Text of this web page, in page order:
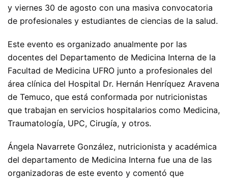
y viernes 30 de agosto con una masiva convocatoria
de profesionales y estudiantes de ciencias de la salud.
Este evento es organizado anualmente por las
docentes del Departamento de Medicina Interna de la
Facultad de Medicina UFRO junto a profesionales del
área clínica del Hospital Dr. Hernán Henríquez Aravena
de Temuco, que está conformada por nutricionistas
que trabajan en servicios hospitalarios como Medicina,
Traumatología, UPC, Cirugía, y otros.
Ángela Navarrete González, nutricionista y académica
del departamento de Medicina Interna fue una de las
organizadoras de este evento y comentó que